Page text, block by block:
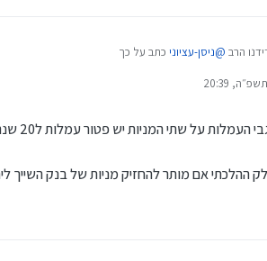
הרב @ניסן-עציוני כתב על כך
20:39על ידי
ראתי
ההלכתי אם מותר להחזיק מניות של בנק השייך